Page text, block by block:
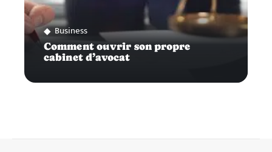
Business
Comment ouvrir son propre
cabinet d’avocat